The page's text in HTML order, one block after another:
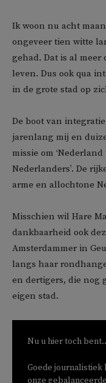
Ik woon nu acht
ongeveer tien witte
gehad. Dat is al meer
leven. Dus ook qua
in de grote stad op
De boot van
jarenlang mij en
missie om
Nederlanders’. De
arme en allochtone
Misschien wil Hare
dankbaarheid ook
Amsterdammer in
langs haar
en dertigers, die nog
eigen stad.
Nu u hier toch
Goede journalistiek
onze